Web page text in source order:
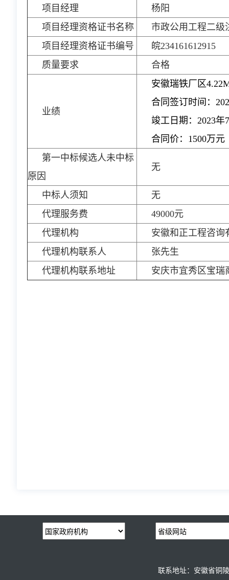
项目经理
杨阳
项目经理资格证书名称
市政公用工程二级
项目经理资格证书编号
皖234161612915
质量要求
合格
业绩
安徽瑞铁厂区
合同签订时间：
竣工日期：2023年
合同价：1500万元
第一中标候选人未中标
原因
无
中标人须知
无
代理服务费
49000元
代理机构
安徽和正工程咨询
代理机构联系人
张先生
代理机构联系地址
安庆市宜秀区宝瑞
联系地址：安徽省铜